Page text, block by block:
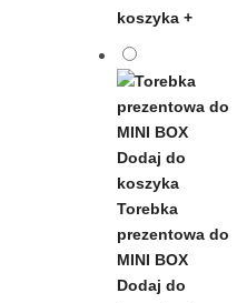
koszyka +
Torebka
prezentowa do
MINI BOX
Dodaj do